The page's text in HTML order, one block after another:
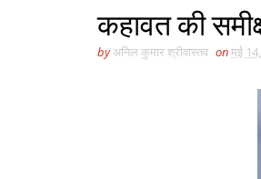
कहावत की
byअनिल कुमार श्रीवास्तव onमई